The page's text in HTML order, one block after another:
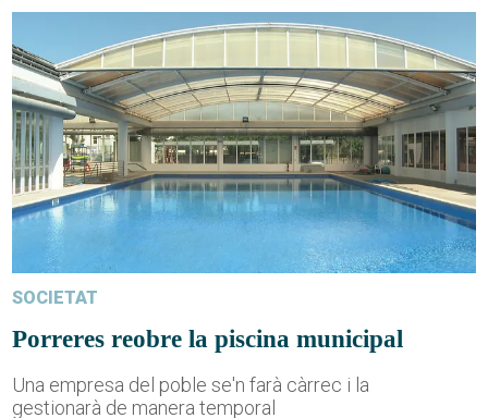
SOCIETAT
Porreres reobre la piscina municipal
Una empresa del poble se'n farà càrrec i la
gestionarà de manera temporal